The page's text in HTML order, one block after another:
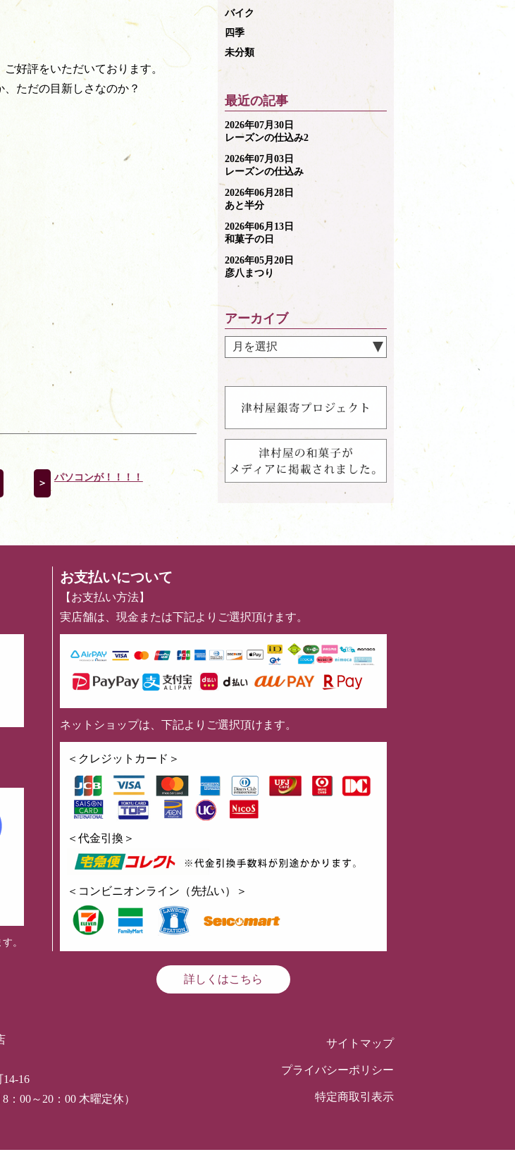
好評をいただいております。
ただの目新しさなのか？
＞
パソコンが！！！！
バイク
四季
未分類
最近の記事
2026年07月30日
レーズンの仕込み2
2026年07月03日
レーズンの仕込み
2026年06月28日
あと半分
2026年06月13日
和菓子の日
2026年05月20日
彦八まつり
アーカイブ
。
お支払いについて
【お支払い方法】
実店舗は、現金または下記よりご選択頂けます。
ネットショップは、下記よりご選択頂けます。
＜クレジットカード＞
＜代金引換＞
＜コンビニオンライン（先払い）＞
詳しくはこちら
16
：00～20：00 木曜定休）
サイトマップ
プライバシーポリシー
特定商取引表示